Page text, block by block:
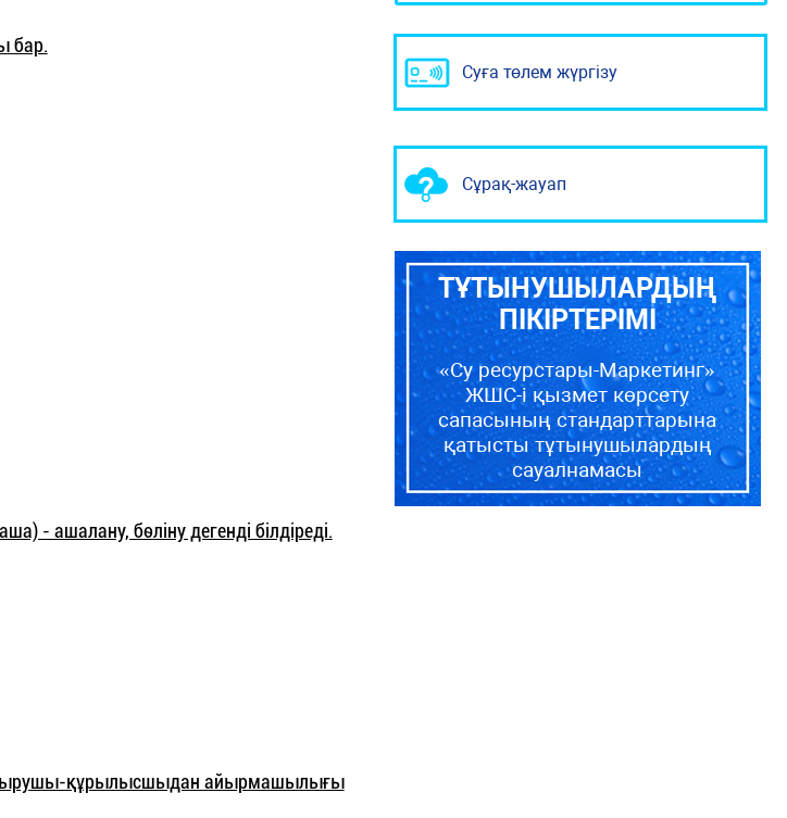
бар.
- ашалану, бөліну дегенді білдіреді.
құрылысшыдан айырмашылығы
Суға төлем жүргізу
Сұрақ-жауап
ТҰТЫНУШЫЛАРДЫҢ
ПІКІРТЕРІМІ
«Су ресурстары-Маркетинг»
ЖШС-і қызмет көрсету
сапасының стандарттарына
қатысты тұтынушылардың
сауалнамасы